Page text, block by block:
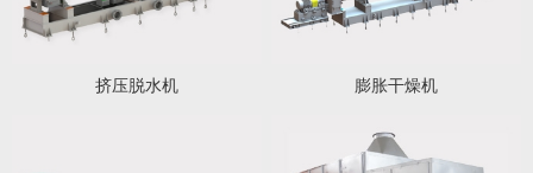
挤压脱水机 膨胀干燥机